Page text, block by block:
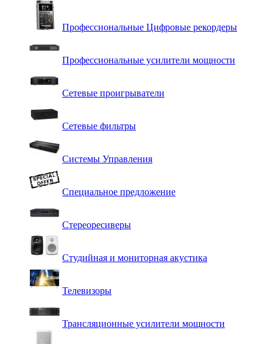
Профессиональные Цифровые рекордеры
Профессиональные усилители мощности
Сетевые проигрыватели
Сетевые фильтры
Системы Управления
Специальное предложение
Стереоресиверы
Студийная и мониторная акустика
Телевизоры
Трансляционные усилители мощности